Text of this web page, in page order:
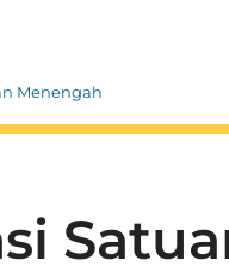
Menengah